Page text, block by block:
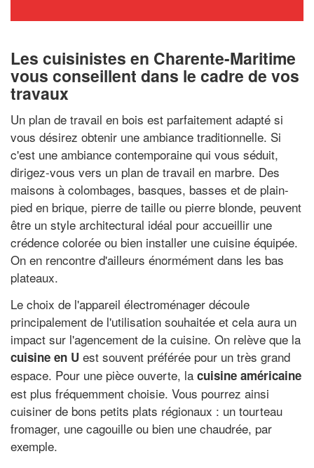
Les cuisinistes en Charente-Maritime
vous conseillent dans le cadre de vos
travaux
Un plan de travail en bois est parfaitement adapté si
vous désirez obtenir une ambiance traditionnelle. Si
c'est une ambiance contemporaine qui vous séduit,
dirigez-vous vers un plan de travail en marbre. Des
maisons à colombages, basques, basses et de plain-
pied en brique, pierre de taille ou pierre blonde, peuvent
être un style architectural idéal pour accueillir une
crédence colorée ou bien installer une cuisine équipée.
On en rencontre d'ailleurs énormément dans les bas
plateaux.
Le choix de l'appareil électroménager découle
principalement de l'utilisation souhaitée et cela aura un
impact sur l'agencement de la cuisine. On relève que la
cuisine en U est souvent préférée pour un très grand
espace. Pour une pièce ouverte, la cuisine américaine
est plus fréquemment choisie. Vous pourrez ainsi
cuisiner de bons petits plats régionaux : un tourteau
fromager, une cagouille ou bien une chaudrée, par
exemple.